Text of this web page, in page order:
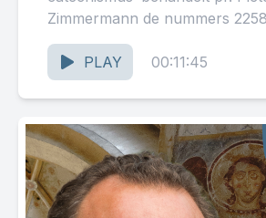
Zimmermann de nummers
als thema: ‘Artikel 5 - Het vijfde
PLAY
00:11:45